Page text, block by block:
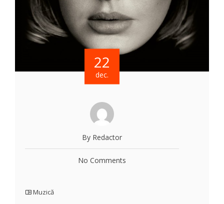
22
dec.
By Redactor
No Comments
Muzică